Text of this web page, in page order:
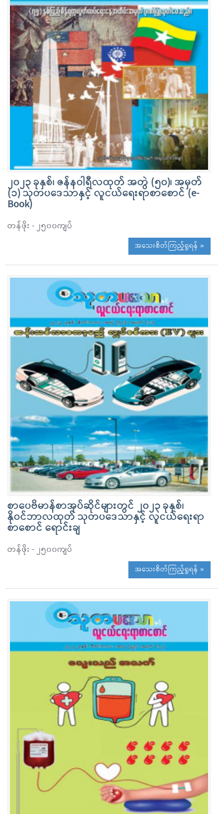
၂၀၂၃ ခုနှစ်၊ ဇန်နဝါရီလထုတ် အတွဲ (၅၀)၊ အမှတ်
(၁) သုတပဒေသာနှင့် လူငယ်ရေးရာစာစောင် (e-
Book)
တန်ဖိုး - ၂၅၀၀ကျပ်
အသေးစိတ်ကြည့်ရှုရန် »
စာပေဗိမာန်စာအုပ်ဆိုင်များတွင် ၂၀၂၃ ခုနှစ်၊
နိုဝင်ဘာလထုတ် သုတပဒေသာနှင့် လူငယ်ရေးရာ
စာစောင် ရောင်းချ
တန်ဖိုး - ၂၅၀၀ကျပ်
အသေးစိတ်ကြည့်ရှုရန် »